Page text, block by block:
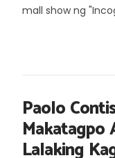
mall show ng
Paolo
Makatagpo
Lalaking